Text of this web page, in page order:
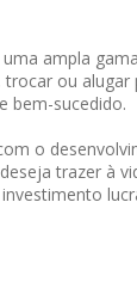
ampla
ou
bem-sucedido.
o
trazer à